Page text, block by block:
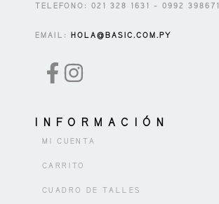
TELEFONO: 021 328 1631 – 0992 398671
EMAIL: HOLA@BASIC.COM.PY
INFORMACIÓN
MI CUENTA
CARRITO
CUADRO DE TALLES